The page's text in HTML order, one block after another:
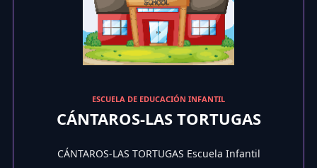
ESCUELA DE EDUCACIÓN INFANTIL
CÁNTAROS-LAS TORTUGAS
CÁNTAROS-LAS TORTUGAS Escuela Infantil